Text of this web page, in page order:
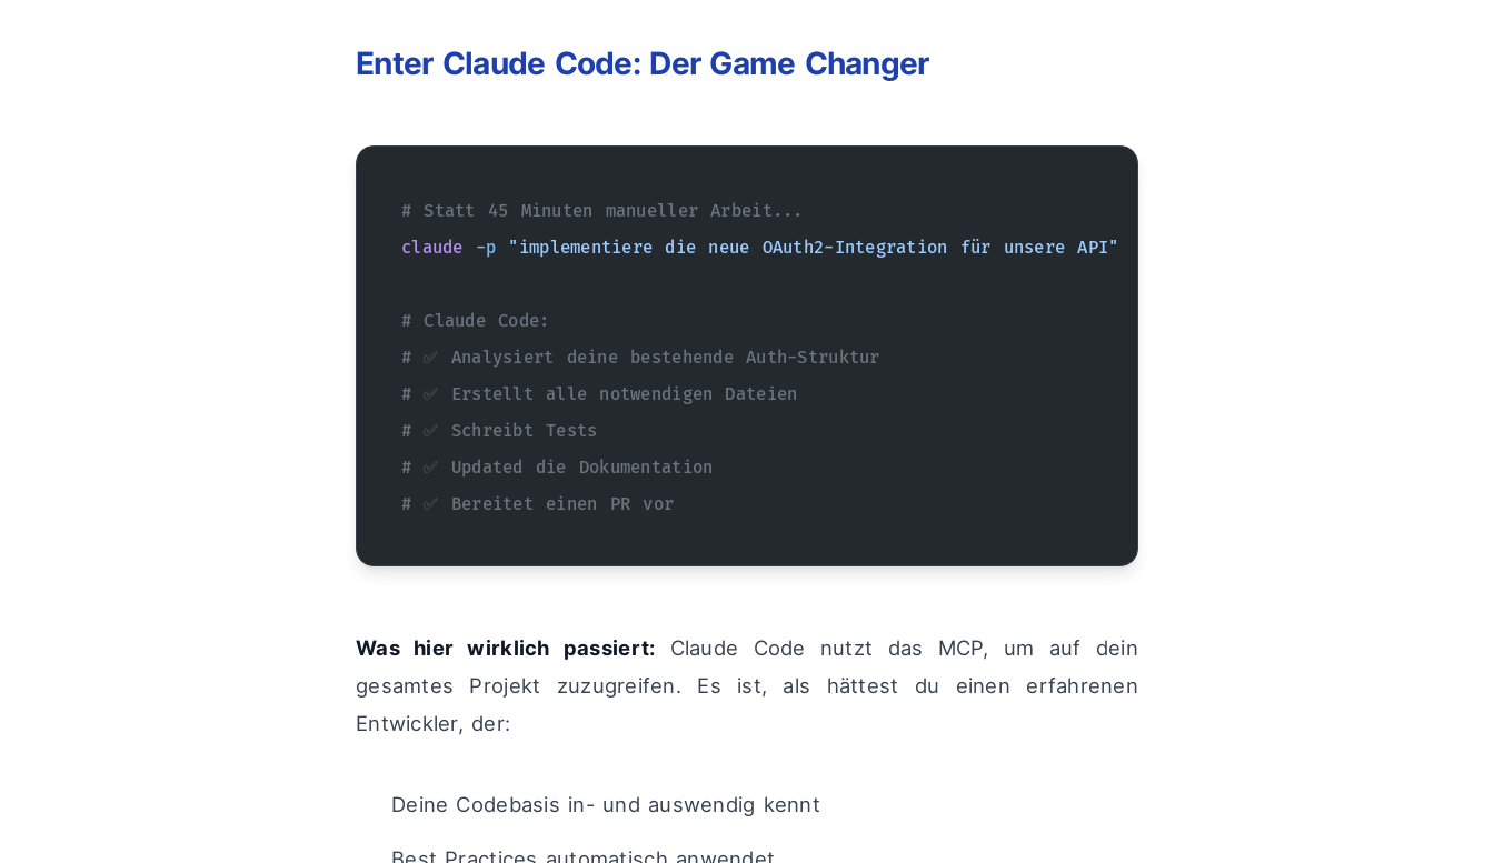
Enter Claude Code: Der Game Changer
# Statt 45 Minuten manueller Arbeit...
claude -p "implementiere die neue OAuth2-Integration für unsere API"
# Claude Code:
# ✅ Analysiert deine bestehende Auth-Struktur
# ✅ Erstellt alle notwendigen Dateien
# ✅ Schreibt Tests
# ✅ Updated die Dokumentation
# ✅ Bereitet einen PR vor
Was hier wirklich passiert: Claude Code nutzt das MCP, um auf dein
gesamtes Projekt zuzugreifen. Es ist, als hättest du einen erfahrenen
Entwickler, der:
Deine Codebasis in- und auswendig kennt